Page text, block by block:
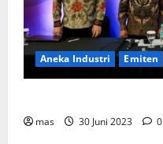
Aneka Industri Emiten
mas 30 Juni 2023 0